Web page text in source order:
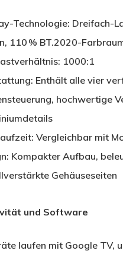
Technologie: Dreifach-
110 % BT.2020-
1000:1
Enthält alle vier
hochwertige
Vergleichbar mit
Kompakter Aufbau,
Gehäuseseiten
und Software
laufen mit Google TV,